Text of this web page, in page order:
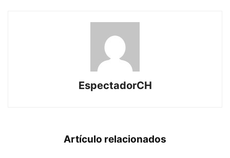
EspectadorCH
Artículo relacionados